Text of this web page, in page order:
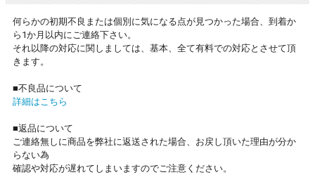
何らかの初期不良または個別に気になる点が見つかった場合、到着か
ら1か月以内にご連絡下さい。
それ以降の対応に関しましては、基本、全て有料での対応とさせて頂
きます。
■不良品について
詳細はこちら
■返品について
ご連絡無しに商品を弊社に返送された場合、お戻し頂いた理由が分か
らない為
確認や対応が遅れてしまいますのでご注意ください。